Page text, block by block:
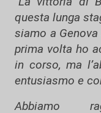
questa lunga
siamo a
prima volta ho
in corso, ma
entusiasmo e
Abbiamo